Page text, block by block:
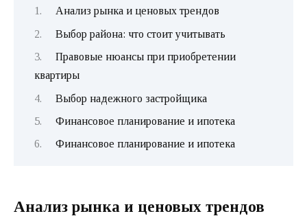
Анализ рынка и ценовых трендов
Выбор района: что стоит учитывать
Правовые нюансы при приобретении
квартиры
Выбор надежного застройщика
Финансовое планирование и ипотека
Финансовое планирование и ипотека
Анализ рынка и ценовых трендов